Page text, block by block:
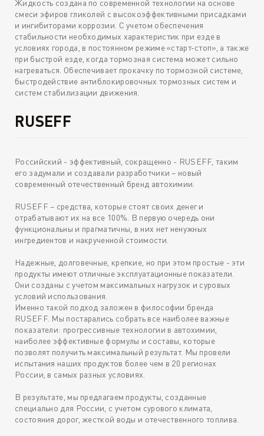
Жидкость создана по современной технологии на основе
смеси эфиров гликолей с высокоэффективными присадками
и ингибиторами коррозии. С учетом обеспечения
стабильности необходимых характеристик при езде в
условиях города, в постоянном режиме «старт-стоп», а также
при быстрой езде, когда тормозная система может сильно
нагреваться. Обеспечивает прокачку по тормозной системе,
быстродействие антиблокировочных тормозных систем и
систем стабилизации движения.
RUSEFF
Российский - эффективный, сокращенно - RUSEFF, таким
его задумали и создавали разработчики – новый
современный отечественный бренд автохимии.
RUSEFF – средства, которые стоят своих денег и
отрабатывают их на все 100%. В первую очередь они
функциональны и прагматичны, в них нет ненужных
ингредиентов и накрученной стоимости.
Надежные, долговечные, крепкие, но при этом простые - эти
продукты имеют отличные эксплуатационные показатели.
Они созданы с учетом максимальных нагрузок и суровых
условий использования.
Именно такой подход заложен в философии бренда
RUSEFF. Мы постарались собрать все наиболее важные
показатели: прогрессивные технологии в автохимии,
наиболее эффективные формулы и составы, которые
позволят получить максимальный результат. Мы провели
испытания наших продуктов более чем в 20 регионах
России, в самых разных условиях.
В результате, мы предлагаем продукты, созданные
специально для России, с учетом сурового климата,
состояния дорог, жесткой воды и отечественного топлива.